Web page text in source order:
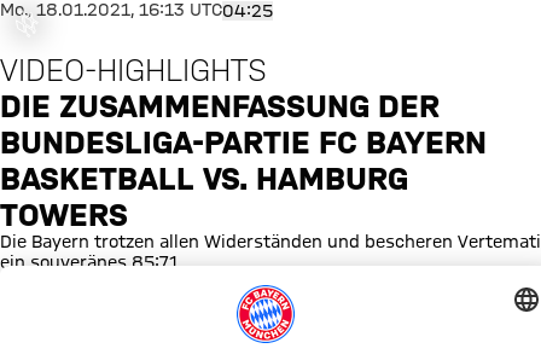
Die Zusammenfassung der
ist
occurred,
try again
later.
Mo., 18.01.2021, 16:13 UTC04:25
VIDEO-HIGHLIGHTS
DIE ZUSAMMENFASSUNG DER
BUNDESLIGA-PARTIE FC BAYERN
BASKETBALL VS. HAMBURG
TOWERS
Die Bayern trotzen allen Widerständen und bescheren Vertemati
ein souveränes 85:71
WEITERE VIDEOS